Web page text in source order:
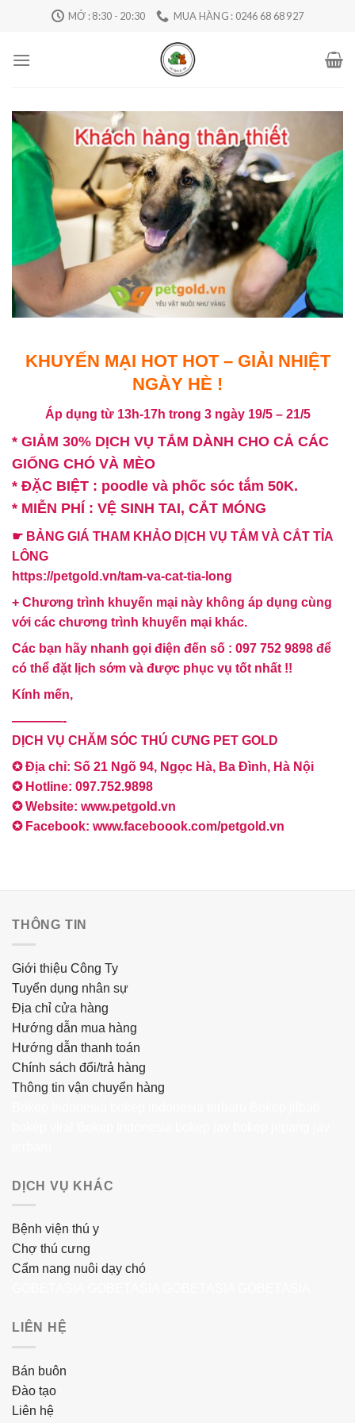
MỞ : 8:30 - 20:30 MUA HÀNG : 0246 68 68 927
KHUYẾN MẠI HOT HOT – GIẢI NHIỆT
NGÀY HÈ !
Áp dụng từ 13h-17h trong 3 ngày 19/5 – 21/5
* GIẢM 30% DỊCH VỤ TẮM DÀNH CHO CẢ CÁC
GIỐNG CHÓ VÀ MÈO
* ĐẶC BIỆT : poodle và phốc sóc tắm 50K.
* MIỄN PHÍ : VỆ SINH TAI, CẮT MÓNG
☛ BẢNG GIÁ THAM KHẢO DỊCH VỤ TẮM VÀ CẮT TỈA
LÔNG
https://petgold.vn/tam-va-cat-tia-long
+ Chương trình khuyến mại này không áp dụng cùng
với các chương trình khuyến mại khác.
Các bạn hãy nhanh gọi điện đến số : 097 752 9898 để
có thể đặt lịch sớm và được phục vụ tốt nhất !!
Kính mến,
————-
DỊCH VỤ CHĂM SÓC THÚ CƯNG PET GOLD
✪ Địa chỉ: Số 21 Ngõ 94, Ngọc Hà, Ba Đình, Hà Nội
✪ Hotline: 097.752.9898
✪ Website: www.petgold.vn
✪ Facebook: www.faceboook.com/petgold.vn
THÔNG TIN
Giới thiệu Công Ty
Tuyển dụng nhân sự
Địa chỉ cửa hàng
Hướng dẫn mua hàng
Hướng dẫn thanh toán
Chính sách đổi/trả hàng
Thông tin vận chuyển hàng
DỊCH VỤ KHÁC
Bệnh viện thú y
Chợ thú cưng
Cẩm nang nuôi dạy chó
LIÊN HỆ
Bán buôn
Đào tạo
Liên hệ